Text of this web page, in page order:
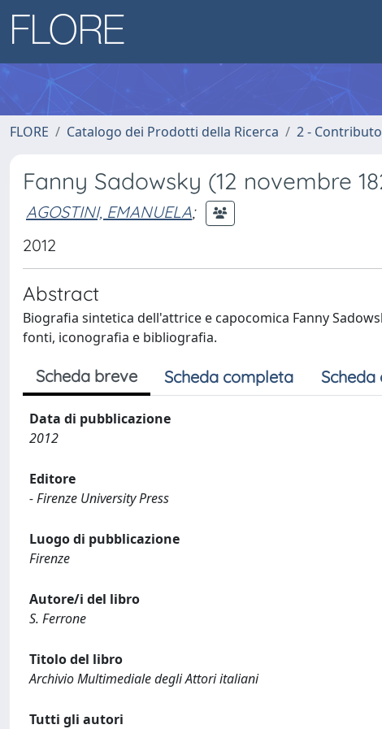
FLORE Catalogo dei Prodotti della Ricerca 2 -
Fanny Sadowsky (12 novembre
AGOSTINI, EMANUELA;
2012
Abstract
Biografia sintetica dell'attrice e capocomica Fanny
fonti, iconografia e bibliografia.
Scheda breve Scheda completa Scheda
Data di pubblicazione
2012
Editore
- Firenze University Press
Luogo di pubblicazione
Firenze
Autore/i del libro
S. Ferrone
Titolo del libro
Archivio Multimediale degli Attori italiani
Tutti gli autori